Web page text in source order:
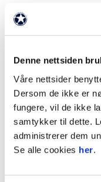
Denne nettsiden
Våre nettsider
Dersom de ikke er
fungere, vil de ikke
samtykker til dette.
administrerer dem
Se alle cookies her.
OBOS-camp
gjennomføre
periodene
dekker store
håper du finner